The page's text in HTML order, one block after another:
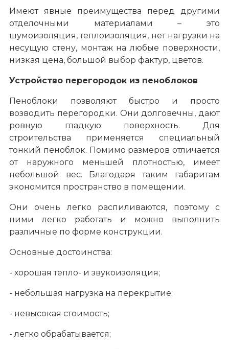
Имеют явные преимущества перед другими
отделочными материалами – это
шумоизоляция, теплоизоляция, нет нагрузки на
несущую стену, монтаж на любые поверхности,
низкая цена, большой выбор фактур, цветов.
Устройство перегородок из пеноблоков
Пеноблоки позволяют быстро и просто
возводить перегородки. Они долговечны, дают
ровную гладкую поверхность. Для
строительства применяется специальный
тонкий пеноблок. Помимо размеров отличается
от наружного меньшей плотностью, имеет
небольшой вес. Благодаря таким габаритам
экономится пространство в помещении.
Они очень легко распиливаются, поэтому с
ними легко работать и можно выполнить
различные по форме конструкции.
Основные достоинства:
- хорошая тепло- и звукоизоляция;
- небольшая нагрузка на перекрытие;
- невысокая стоимость;
- легко обрабатывается;